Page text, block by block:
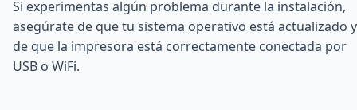
Si experimentas algún problema durante la instalación,
asegúrate de que tu sistema operativo está actualizado y
de que la impresora está correctamente conectada por
USB o WiFi.